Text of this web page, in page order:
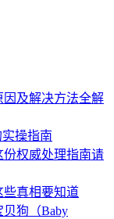
及解决方法全解
操指南
权威处理指南请
些真相要知道
狗（Baby